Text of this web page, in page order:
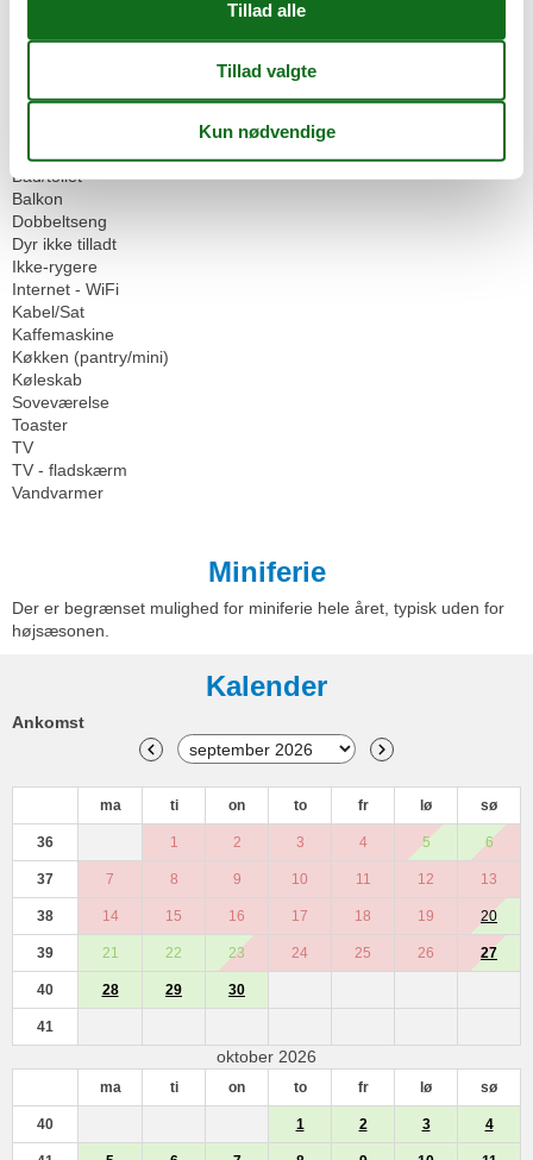
Ikke-ryger hus
Internet i det offentlige område
Omgivende faciliteter
Servicefaciliteter
Bad/toilet
Balkon
Dobbeltseng
Dyr ikke tilladt
Ikke-rygere
Internet - WiFi
Kabel/Sat
Kaffemaskine
Køkken (pantry/mini)
Køleskab
Soveværelse
Toaster
TV
TV - fladskærm
Vandvarmer
Miniferie
Der er begrænset mulighed for miniferie hele året, typisk uden for
højsæsonen.
Kalender
Ankomst
ma ti on to fr lø sø
36 1 2 3 4 5 6
37 7 8 9 10 11 12 13
38 14 15 16 17 18 19 20
39 21 22 23 24 25 26 27
40 28 29 30
41
oktober 2026
ma ti on to fr lø sø
40 1 2 3 4